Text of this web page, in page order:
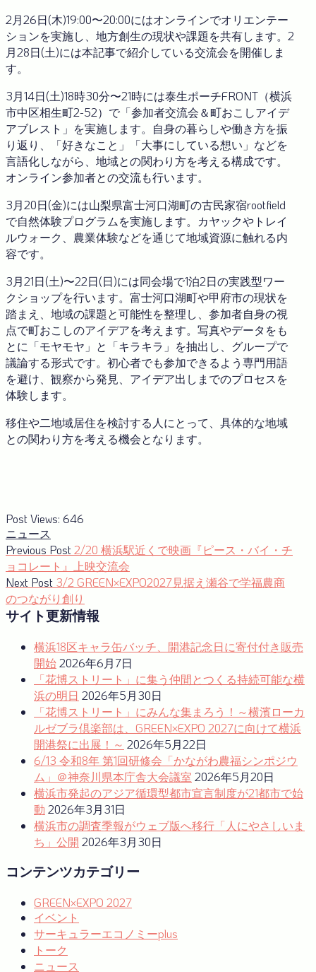
2月26日(木)19:00〜20:00にはオンラインでオリエンテー
ションを実施し、地方創生の現状や課題を共有します。2
月28日(土)には本記事で紹介している交流会を開催しま
す。
3月14日(土)18時30分〜21時には泰生ポーチFRONT（横浜
市中区相生町2-52）で「参加者交流会＆町おこしアイデ
アブレスト」を実施します。自身の暮らしや働き方を振
り返り、「好きなこと」「大事にしている想い」などを
言語化しながら、地域との関わり方を考える構成です。
オンライン参加者との交流も行います。
3月20日(金)には山梨県富士河口湖町の古民家宿rootfield
で自然体験プログラムを実施します。カヤックやトレイ
ルウォーク、農業体験などを通じて地域資源に触れる内
容です。
3月21日(土)〜22日(日)には同会場で1泊2日の実践型ワー
クショップを行います。富士河口湖町や甲府市の現状を
踏まえ、地域の課題と可能性を整理し、参加者自身の視
点で町おこしのアイデアを考えます。写真やデータをも
とに「モヤモヤ」と「キラキラ」を抽出し、グループで
議論する形式です。初心者でも参加できるよう専門用語
を避け、観察から発見、アイデア出しまでのプロセスを
体験します。
移住や二地域居住を検討する人にとって、具体的な地域
との関わり方を考える機会となります。
Post Views: 646
ニュース
投
稿
ナ
ビ
ゲ
シ
ョ
Previous Post Previous
post:
2/20 横浜駅近くで映画『ピース・バイ・チ
ョコレート』上映交流会
Next Post Next
post:
3/2 GREEN×EXPO2027見据え瀬谷で学福農商
のつながり創り
サイト更新情報
横浜18区キャラ缶バッチ、開港記念日に寄付付き販売
開始2026年6月7日
「花博ストリート」に集う仲間とつくる持続可能な横
浜の明日 2026年5月30日
「花博ストリート」にみんな集まろう！～横濱ローカ
ルゼブラ倶楽部は、GREEN×EXPO 2027に向けて横浜
開港祭に出展！～ 2026年5月22日
6/13 令和8年 第1回研修会「かながわ農福シンポジウ
ム」＠神奈川県本庁舎大会議室 2026年5月20日
横浜市発起のアジア循環型都市宣言制度が21都市で始
動 2026年3月31日
横浜市の調査季報がウェブ版へ移行「人にやさしいま
ち」公開 2026年3月30日
コンテンツカテゴリー
GREEN×EXPO 2027
イベント
サーキュラーエコノミーplus
トーク
ニュース